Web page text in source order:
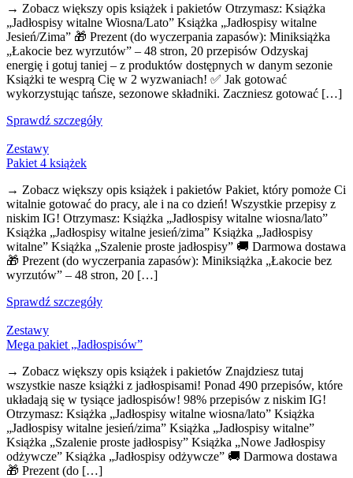
→ Zobacz większy opis książek i pakietów Otrzymasz: Książka
„Jadłospisy witalne Wiosna/Lato” Książka „Jadłospisy witalne
Jesień/Zima” 🎁 Prezent (do wyczerpania zapasów): Miniksiążka
„Łakocie bez wyrzutów” – 48 stron, 20 przepisów Odzyskaj
energię i gotuj taniej – z produktów dostępnych w danym sezonie
Książki te wesprą Cię w 2 wyzwaniach! ✅ Jak gotować
wykorzystując tańsze, sezonowe składniki. Zaczniesz gotować […]
Sprawdź szczegóły
Zestawy
Pakiet 4 książek
→ Zobacz większy opis książek i pakietów Pakiet, który pomoże Ci
witalnie gotować do pracy, ale i na co dzień! Wszystkie przepisy z
niskim IG! Otrzymasz: Książka „Jadłospisy witalne wiosna/lato”
Książka „Jadłospisy witalne jesień/zima” Książka „Jadłospisy
witalne” Książka „Szalenie proste jadłospisy” 🚚 Darmowa dostawa
🎁 Prezent (do wyczerpania zapasów): Miniksiążka „Łakocie bez
wyrzutów” – 48 stron, 20 […]
Sprawdź szczegóły
Zestawy
Mega pakiet „Jadłospisów”
→ Zobacz większy opis książek i pakietów Znajdziesz tutaj
wszystkie nasze książki z jadłospisami! Ponad 490 przepisów, które
układają się w tysiące jadłospisów! 98% przepisów z niskim IG!
Otrzymasz: Książka „Jadłospisy witalne wiosna/lato” Książka
„Jadłospisy witalne jesień/zima” Książka „Jadłospisy witalne”
Książka „Szalenie proste jadłospisy” Książka „Nowe Jadłospisy
odżywcze” Książka „Jadłospisy odżywcze” 🚚 Darmowa dostawa
🎁 Prezent (do […]